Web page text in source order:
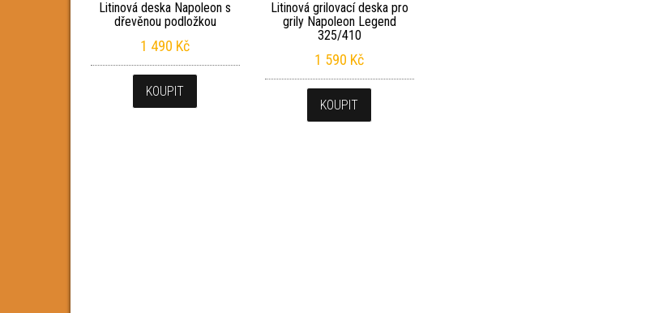
Litinová deska Napoleon s
dřevěnou podložkou
1 490 Kč
KOUPIT
Litinová grilovací deska pro
grily Napoleon Legend
325/410
1 590 Kč
KOUPIT